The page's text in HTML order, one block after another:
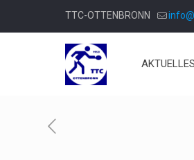
TTC-OTTENBRONN
AKTUELLES